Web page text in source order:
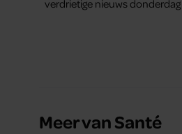
verdrietige nieuws
Meer van Santé